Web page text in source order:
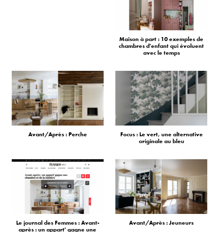
Maison à part : 10 exemples de
chambres d'enfant qui évoluent
avec le temps
Avant/Après : Perche
Focus : Le vert, une alternative
originale au bleu
Le journal des Femmes : Avant-
après : un appart' gagne une
Avant/Après : Jeuneurs